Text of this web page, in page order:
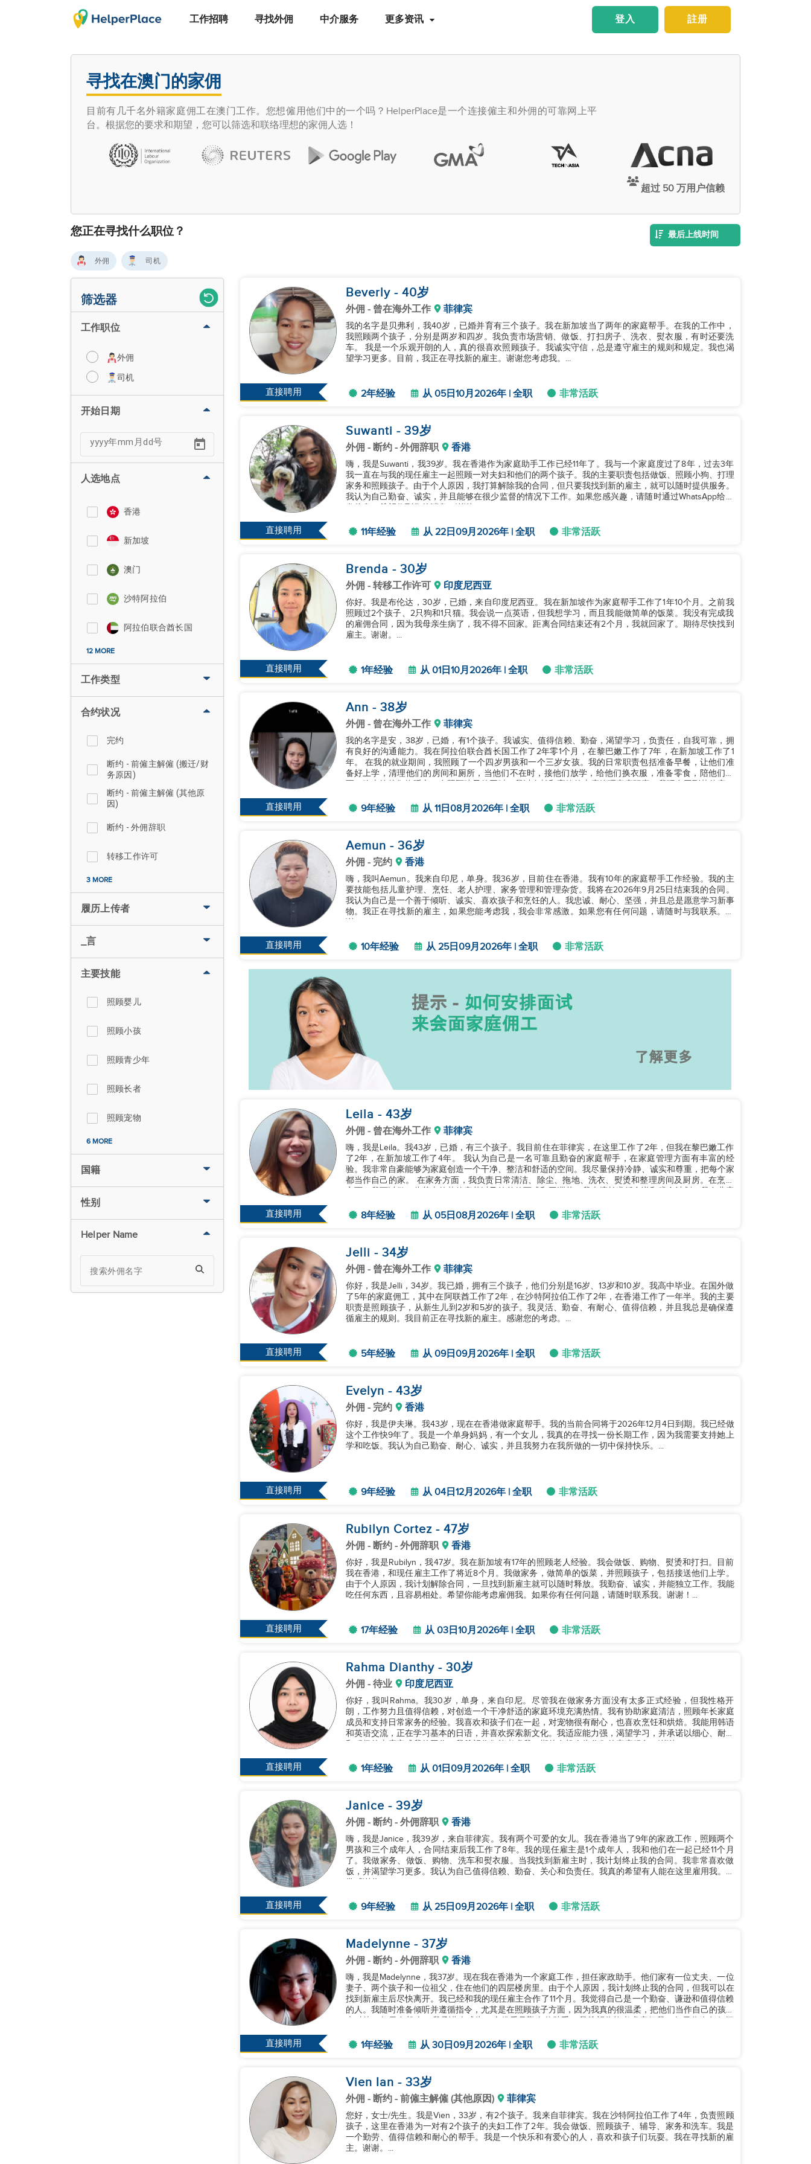
工作招聘 寻找外佣 中介服务 更多资讯 註册
登入
寻找在澳门的家佣
目前有几千名外籍家庭佣工在澳门工作。您想僱用他们中的一个吗？HelperPlace是一个连接僱主和外佣的可靠网上平
台。根据您的要求和期望，您可以筛选和联络理想的家佣人选！
超过 50 万用户信赖
您正在寻找什么职位？ 最后上线时间
外佣 司机
筛选器
工作职位
外佣
司机
开始日期
人选地点
香港
新加坡
澳门
沙特阿拉伯
阿拉伯联合酋长国
12 MORE
工作类型
合约状况
完约
断约 - 前僱主解僱 (搬迁/财
务原因)
断约 - 前僱主解僱 (其他原
因)
断约 - 外佣辞职
转移工作许可
3 MORE
履历上传者
_言
主要技能
照顾婴儿
照顾小孩
照顾青少年
照顾长者
照顾宠物
6 MORE
国籍
性别
Helper Name
直接聘用
Beverly - 40岁
外佣 - 曾在海外工作 菲律宾
我的名字是贝弗利，我40岁，已婚并育有三个孩子。我在新加坡当了两年的家庭帮手。在我的工作中，
我照顾两个孩子，分别是两岁和四岁。我负责市场营销、做饭、打扫房子、洗衣、熨衣服，有时还要洗
车。 我是一个乐观开朗的人，真的很喜欢照顾孩子。我诚实守信，总是遵守雇主的规则和规定。我也渴
望学习更多。目前，我正在寻找新的雇主。谢谢您考虑我。...
2年经验 从 05日10月2026年 | 全职 非常活跃
直接聘用
Suwanti - 39岁
外佣 - 断约 - 外佣辞职 香港
嗨，我是Suwanti，我39岁。我在香港作为家庭助手工作已经11年了。我与一个家庭度过了8年，过去3年
我一直在与我的现任雇主一起照顾一对夫妇和他们的两个孩子。我的主要职责包括做饭、照顾小狗、打理
家务和照顾孩子。由于个人原因，我打算解除我的合同，但只要我找到新的雇主，就可以随时提供服务。
我认为自己勤奋、诚实，并且能够在很少监督的情况下工作。如果您感兴趣，请随时通过WhatsApp给我
11年经验 从 22日09月2026年 | 全职 非常活跃
直接聘用
Brenda - 30岁
外佣 - 转移工作许可 印度尼西亚
你好。我是布伦达，30岁，已婚，来自印度尼西亚。我在新加坡作为家庭帮手工作了1年10个月。之前我
照顾过2个孩子、2只狗和1只猫。我会说一点英语，但我想学习，而且我能做简单的饭菜。我没有完成我
的雇佣合同，因为我母亲生病了，我不得不回家。距离合同结束还有2个月，我就回家了。期待尽快找到
雇主。谢谢。...
1年经验 从 01日10月2026年 | 全职 非常活跃
直接聘用
Ann - 38岁
外佣 - 曾在海外工作 菲律宾
我的名字是安，38岁，已婚，有1个孩子。我诚实、值得信赖、勤奋，渴望学习，负责任，自我可靠，拥
有良好的沟通能力。我在阿拉伯联合酋长国工作了2年零1个月，在黎巴嫩工作了7年，在新加坡工作了1
年。 在我的就业期间，我照顾了一个四岁男孩和一个三岁女孩。我的日常职责包括准备早餐，让他们准
备好上学，清理他们的房间和厕所，当他们不在时，接他们放学，给他们换衣服，准备零食，陪他们玩
9年经验 从 11日08月2026年 | 全职 非常活跃
直接聘用
Aemun - 36岁
外佣 - 完约 香港
嗨，我叫Aemun。我来自印尼，单身。我36岁，目前住在香港。我有10年的家庭帮手工作经验。我的主
要技能包括儿童护理、烹饪、老人护理、家务管理和管理杂货。我将在2026年9月25日结束我的合同。
我认为自己是一个善于倾听、诚实、喜欢孩子和烹饪的人。我忠诚、耐心、坚强，并且总是愿意学习新事
物。我正在寻找新的雇主，如果您能考虑我，我会非常感激。如果您有任何问题，请随时与我联系。谢
10年经验 从 25日09月2026年 | 全职 非常活跃
直接聘用
Leila - 43岁
外佣 - 曾在海外工作 菲律宾
嗨，我是Leila。我43岁，已婚，有三个孩子。我目前住在菲律宾，在这里工作了2年，但我在黎巴嫩工作
了2年，在新加坡工作了4年。 我认为自己是一名可靠且勤奋的家庭帮手，在家庭管理方面有丰富的经
验。我非常自豪能够为家庭创造一个干净、整洁和舒适的空间。我尽量保持冷静、诚实和尊重，把每个家
都当作自己的家。 在家务方面，我负责日常清洁、除尘、拖地、洗衣、熨烫和整理房间及厨房。在烹饪
8年经验 从 05日08月2026年 | 全职 非常活跃
直接聘用
Jelli - 34岁
外佣 - 曾在海外工作 菲律宾
你好，我是Jelli，34岁。我已婚，拥有三个孩子，他们分别是16岁、13岁和10岁。我高中毕业。在国外做
了5年的家庭佣工，其中在阿联酋工作了2年，在沙特阿拉伯工作了2年，在香港工作了一年半。我的主要
职责是照顾孩子，从新生儿到2岁和5岁的孩子。我灵活、勤奋、有耐心、值得信赖，并且我总是确保遵
循雇主的规则。我目前正在寻找新的雇主。感谢您的考虑。...
5年经验 从 09日09月2026年 | 全职 非常活跃
直接聘用
Evelyn - 43岁
外佣 - 完约 香港
你好，我是伊夫琳。我43岁，现在在香港做家庭帮手。我的当前合同将于2026年12月4日到期。我已经做
这个工作快9年了。我是一个单身妈妈，有一个女儿，我真的在寻找一份长期工作，因为我需要支持她上
学和吃饭。我认为自己勤奋、耐心、诚实，并且我努力在我所做的一切中保持快乐。...
9年经验 从 04日12月2026年 | 全职 非常活跃
直接聘用
Rubilyn Cortez - 47岁
外佣 - 断约 - 外佣辞职 香港
你好，我是Rubilyn，我47岁。我在新加坡有17年的照顾老人经验。我会做饭、购物、熨烫和打扫。目前
我在香港，和现任雇主工作了将近8个月。我做家务，做简单的饭菜，并照顾孩子，包括接送他们上学。
由于个人原因，我计划解除合同，一旦找到新雇主就可以随时释放。我勤奋、诚实，并能独立工作。我能
吃任何东西，且容易相处。希望你能考虑雇佣我。如果你有任何问题，请随时联系我。谢谢！...
17年经验 从 03日10月2026年 | 全职 非常活跃
直接聘用
Rahma Dianthy - 30岁
外佣 - 待业 印度尼西亚
你好，我叫Rahma。我30岁，单身，来自印尼。尽管我在做家务方面没有太多正式经验，但我性格开
朗，工作努力且值得信赖，对创造一个干净舒适的家庭环境充满热情。我有协助家庭清洁，照顾年长家庭
成员和支持日常家务的经验。我喜欢和孩子们在一起，对宠物很有耐心，也喜欢烹饪和烘焙。我能用韩语
和英语交流，正在学习基本的日语，并喜欢探索新文化。我适应能力强，渴望学习，并承诺以细心、耐心
1年经验 从 01日09月2026年 | 全职 非常活跃
直接聘用
Janice - 39岁
外佣 - 断约 - 外佣辞职 香港
嗨，我是Janice，我39岁，来自菲律宾。我有两个可爱的女儿。我在香港当了9年的家政工作，照顾两个
男孩和三个成年人，合同结束后我工作了8年。我的现任雇主是1个成年人，我和他们在一起已经11个月
了。我做家务、做饭、购物、洗车和熨衣服。当我找到新雇主时，我计划终止我的合同。我非常喜欢做
饭，并渴望学习更多。我认为自己值得信赖、勤奋、关心和负责任。我真的希望有人能在这里雇用我。非
9年经验 从 25日09月2026年 | 全职 非常活跃
直接聘用
Madelynne - 37岁
外佣 - 断约 - 外佣辞职 香港
嗨，我是Madelynne，我37岁。现在我在香港为一个家庭工作，担任家政助手。他们家有一位丈夫、一位
妻子、两个孩子和一位祖父，住在他们的四层楼房里。由于个人原因，我计划终止我的合同，但我可以在
找到新雇主后尽快离开。我已经和我的现任雇主合作了11个月。我觉得自己是一个勤奋、谦逊和值得信赖
的人。我随时准备倾听并遵循指令，尤其是在照顾孩子方面，因为我真的很温柔，把他们当作自己的孩子
1年经验 从 30日09月2026年 | 全职 非常活跃
Vien Ian - 33岁
外佣 - 断约 - 前僱主解僱 (其他原因) 菲律宾
您好，女士/先生。我是Vien，33岁，有2个孩子。我来自菲律宾。我在沙特阿拉伯工作了4年，负责照顾
孩子，这里在香港为一对有2个孩子的夫妇工作了2年。我会做饭、照顾孩子、辅导、家务和洗车。我是
一个勤劳、值得信赖和耐心的帮手。我是一个快乐和有爱心的人，喜欢和孩子们玩耍。我在寻找新的雇
主。谢谢。...